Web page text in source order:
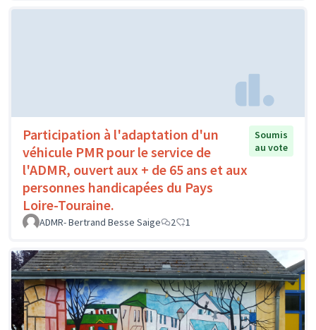
Participation à l'adaptation d'un
véhicule PMR pour le service de
l'ADMR, ouvert aux + de 65 ans et aux
personnes handicapées du Pays
Loire-Touraine.
Soumis
au vote
ADMR- Bertrand Besse Saige 2 1